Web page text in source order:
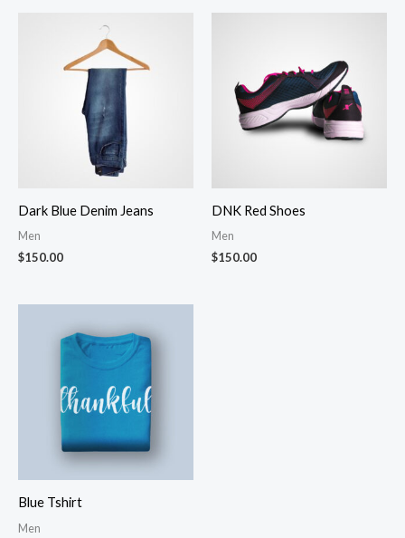
Dark Blue Denim Jeans
Men
$150.00
DNK Red Shoes
Men
$150.00
Blue Tshirt
Men
$40.00
$46.00